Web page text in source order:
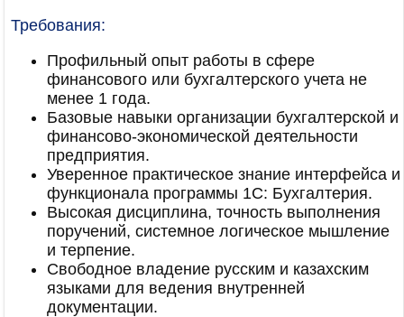
Требования:
Профильный опыт работы в сфере
финансового или бухгалтерского учета не
менее 1 года.
Базовые навыки организации бухгалтерской и
финансово-экономической деятельности
предприятия.
Уверенное практическое знание интерфейса и
функционала программы 1C: Бухгалтерия.
Высокая дисциплина, точность выполнения
поручений, системное логическое мышление
и терпение.
Свободное владение русским и казахским
языками для ведения внутренней
документации.